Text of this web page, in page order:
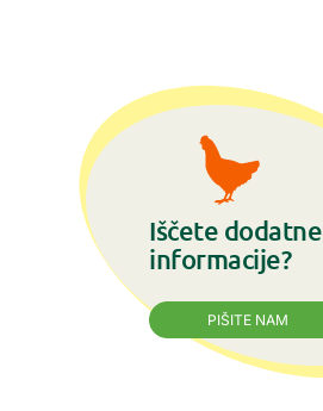
Iščete dodatne
informacije?
PIŠITE NAM